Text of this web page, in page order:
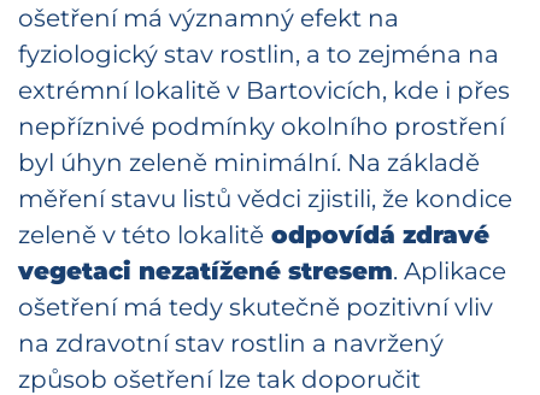
ošetření má významný efekt na
fyziologický stav rostlin, a to zejména na
extrémní lokalitě v Bartovicích, kde i přes
nepříznivé podmínky okolního prostření
byl úhyn zeleně minimální. Na základě
měření stavu listů vědci zjistili, že kondice
zeleně v této lokalitě odpovídá zdravé
vegetaci nezatížené stresem. Aplikace
ošetření má tedy skutečně pozitivní vliv
na zdravotní stav rostlin a navržený
způsob ošetření lze tak doporučit